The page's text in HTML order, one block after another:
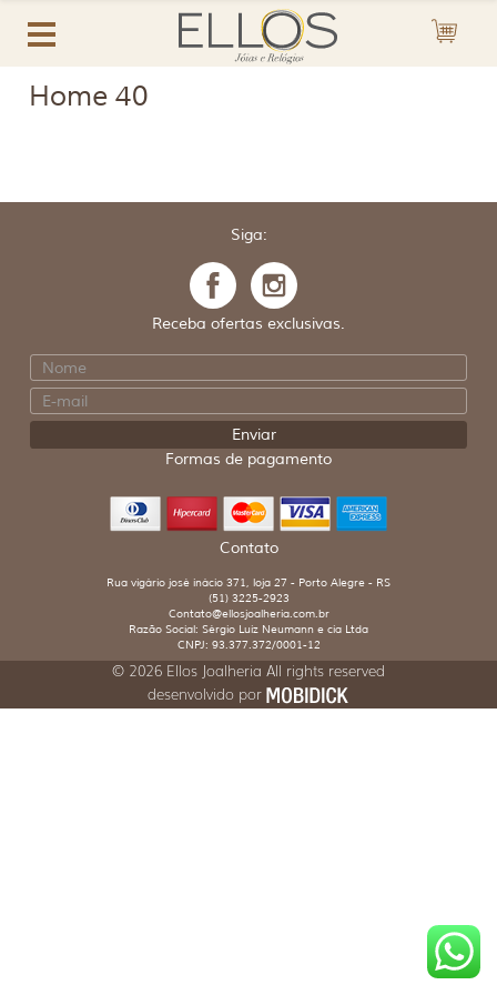
Home 40
© 2026 Ellos Joalheria All rights reserved
desenvolvido por
Siga:
Receba ofertas exclusivas.
Formas de pagamento
Contato
Rua vigário josé inácio 371, loja 27 - Porto Alegre - RS
(51) 3225-2923
Contato@ellosjoalheria.com.br
Razão Social: Sérgio Luiz Neumann e cia Ltda
CNPJ: 93.377.372/0001-12